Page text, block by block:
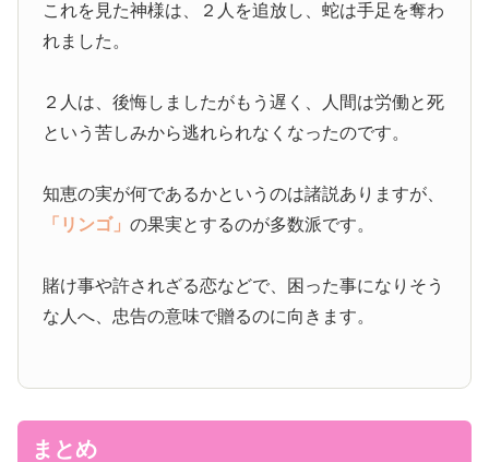
これを見た神様は、２人を追放し、蛇は手足を奪わ
れました。
２人は、後悔しましたがもう遅く、人間は労働と死
という苦しみから逃れられなくなったのです。
知恵の実が何であるかというのは諸説ありますが、
「リンゴ」の果実とするのが多数派です。
賭け事や許されざる恋などで、困った事になりそう
な人へ、忠告の意味で贈るのに向きます。
まとめ